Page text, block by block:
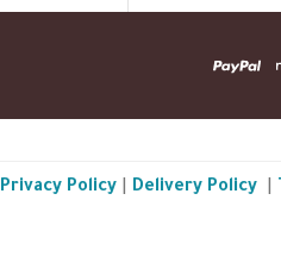
Privacy Policy Delivery Policy